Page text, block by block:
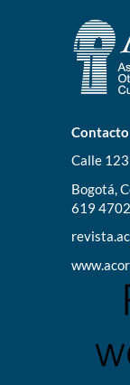
Contacto
Calle
Bogotá,
619